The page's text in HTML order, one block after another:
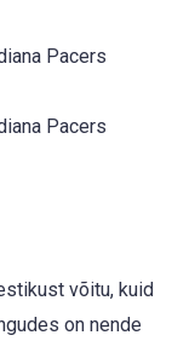
Pacers
Pacers
võitu, kuid
on nende